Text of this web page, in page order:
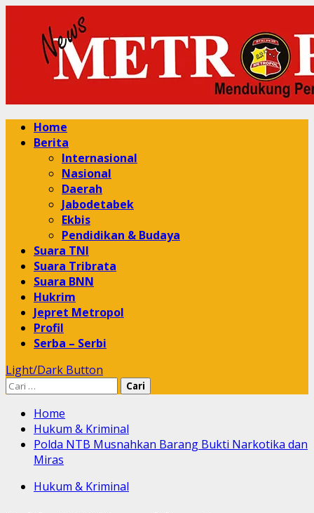
content
Primary
Menu
Home
Berita
Internasional
Nasional
Daerah
Jabodetabek
Ekbis
Pendidikan & Budaya
Suara TNI
Suara Tribrata
Suara BNN
Hukrim
Jepret Metropol
Profil
Serba – Serbi
Light/Dark Button
Cari
Home
Hukum & Kriminal
Polda NTB Musnahkan Barang Bukti Narkotika dan
Miras
Hukum & Kriminal